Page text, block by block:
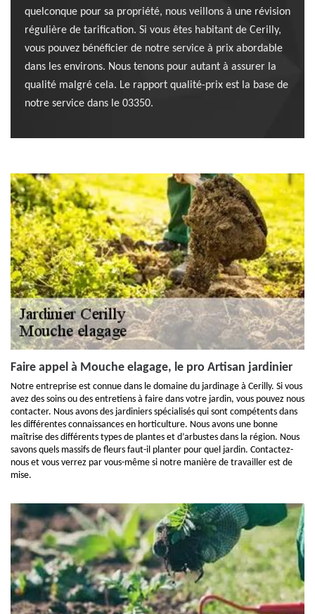
quelconque pour sa propriété, nous veillons à une révision
régulière de tarification. Si vous êtes habitant de Cerilly,
vous pouvez bénéficier de notre service à prix abordable
dans les environs. Nous tenons pour autant à assurer la
qualité malgré cela. Le rapport qualité-prix est la base de
notre service dans le 03350.
Faire appel à Mouche elagage, le pro Artisan jardinier
Notre entreprise est connue dans le domaine du jardinage à Cerilly. Si vous
avez des soins ou des entretiens à faire dans votre jardin, vous pouvez nous
contacter. Nous avons des jardiniers spécialisés qui sont compétents dans
les différentes connaissances en horticulture. Nous avons une bonne
maîtrise des différents types de plantes et d’arbustes dans la région. Nous
savons quels massifs de fleurs faut-il planter pour quel jardin. Contactez-
nous et vous verrez par vous-même si notre manière de travailler est de
mise.